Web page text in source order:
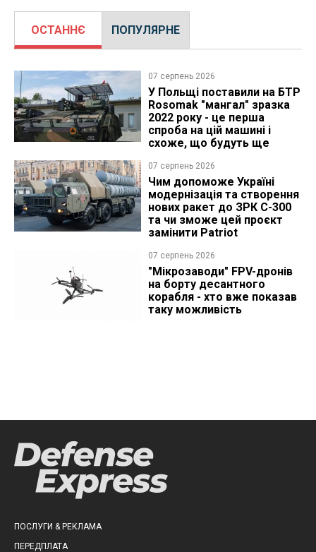
ОСТАННЄ ПОПУЛЯРНЕ
07 серпень 2026
У Польщі поставили на БТР
Rosomak "мангал" зразка
2022 року - це перша
спроба на цій машині і
схоже, що будуть ще
07 серпень 2026
Чим допоможе Україні
модернізація та створення
нових ракет до ЗРК С-300
та чи зможе цей проєкт
замінити Patriot
07 серпень 2026
"Мікрозаводи" FPV-дронів
на борту десантного
корабля - хто вже показав
таку можливість
ПОСЛУГИ & РЕКЛАМА
ПЕРЕДПЛАТА